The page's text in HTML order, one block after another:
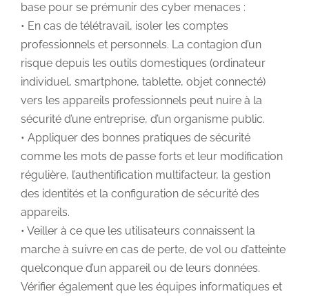
base pour se prémunir des cyber menaces :
• En cas de télétravail, isoler les comptes
professionnels et personnels. La contagion d’un
risque depuis les outils domestiques (ordinateur
individuel, smartphone, tablette, objet connecté)
vers les appareils professionnels peut nuire à la
sécurité d’une entreprise, d’un organisme public.
• Appliquer des bonnes pratiques de sécurité
comme les mots de passe forts et leur modification
régulière, l’authentification multifacteur, la gestion
des identités et la configuration de sécurité des
appareils.
• Veiller à ce que les utilisateurs connaissent la
marche à suivre en cas de perte, de vol ou d’atteinte
quelconque d’un appareil ou de leurs données.
Vérifier également que les équipes informatiques et